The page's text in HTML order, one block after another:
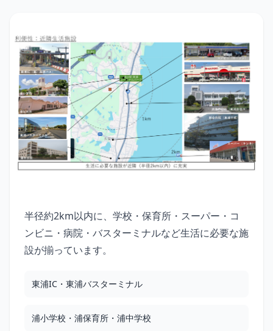
半径約2km以内に、学校・保育所・スーパー・コ
ンビニ・病院・バスターミナルなど生活に必要な施
設が揃っています。
東浦IC・東浦バスターミナル
浦小学校・浦保育所・浦中学校